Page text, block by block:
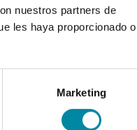
nuestros partners de
les haya proporcionado o
Marketing